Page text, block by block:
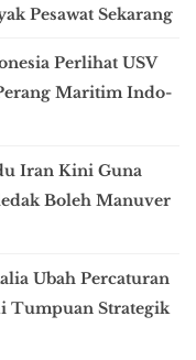
Pesawat Sekarang
Perlihat USV
Maritim Indo-
Iran Kini Guna
Boleh Manuver
Ubah Percaturan
Tumpuan Strategik